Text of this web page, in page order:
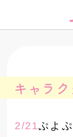
キャラ
2/21ぷよぷ